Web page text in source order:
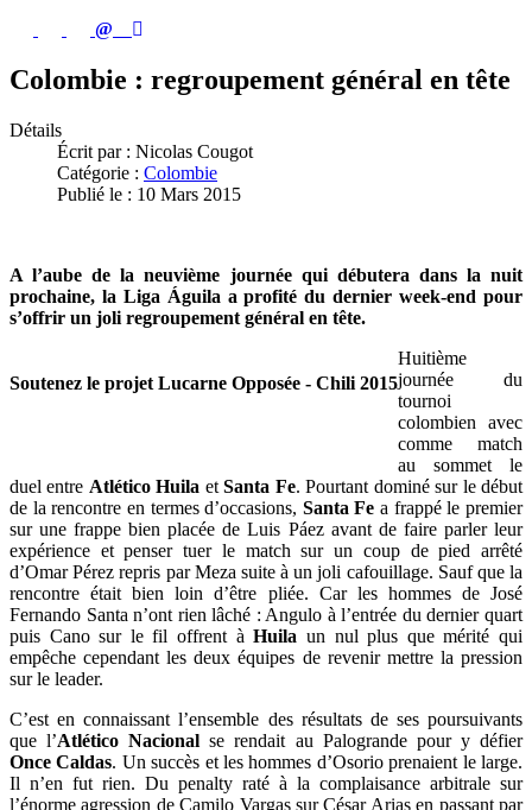
Colombie : regroupement général en tête
Détails
Écrit par : Nicolas Cougot
Catégorie : Colombie
Publié le : 10 Mars 2015
A l’aube de la neuvième journée qui débutera dans la nuit
prochaine, la Liga Águila a profité du dernier week-end pour
s’offrir un joli regroupement général en tête.
Soutenez le projet Lucarne Opposée - Chili 2015
Huitième
journée du
tournoi
colombien avec
comme match
au sommet le
duel entre Atlético Huila etSanta Fe. Pourtant dominé sur le début
de la rencontre en termes d’occasions, Santa Fe a frappé le premier
sur une frappe bien placée de Luis Páez avant de faire parler leur
expérience et penser tuer le match sur un coup de pied arrêté
d’Omar Pérez repris par Meza suite à un joli cafouillage. Sauf que la
rencontre était bien loin d’être pliée. Car les hommes de José
Fernando Santa n’ont rien lâché : Angulo à l’entrée du dernier quart
puis Cano sur le fil offrent àHuila un nul plus que mérité qui
empêche cependant les deux équipes de revenir mettre la pression
sur le leader.
C’est en connaissant l’ensemble des résultats de ses poursuivants
que l’Atlético Nacional se rendait au Palogrande pour y défier
Once Caldas. Un succès et les hommes d’Osorio prenaient le large.
Il n’en fut rien. Du penalty raté à la complaisance arbitrale sur
l’énorme agression de Camilo Vargas sur César Arias en passant par